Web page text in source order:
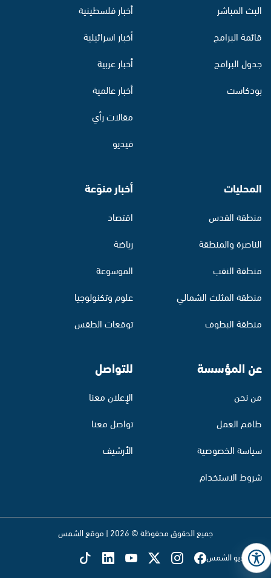
البث المباشر
قائمة البرامج
جدول البرامج
بودكاست
أخبار فلسطينية
أخبار اسرائيلية
أخبار عربية
أخبار عالمية
مقالات رأي
فيديو
المحليات
منطقة القدس
الناصرة والمنطقة
منطقة النقب
منطقة المثلث الشمالي
منطقة البطوف
أخبار منوّعة
اقتصاد
رياضة
الموسوعة
علوم وتكنولوجيا
توقعات الطقس
عن المؤسسة
من نحن
طاقم العمل
سياسة الخصوصية
شروط الاستخدام
للتواصل
الإعلان معنا
تواصل معنا
الأرشيف
جميع الحقوق محفوظة © 2026 | موقع الشمس
تابع راديو الشمس